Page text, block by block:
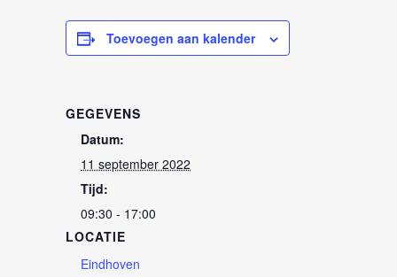
Toevoegen aan kalender
GEGEVENS
Datum:
11 september 2022
Tijd:
09:30 - 17:00
LOCATIE
Eindhoven